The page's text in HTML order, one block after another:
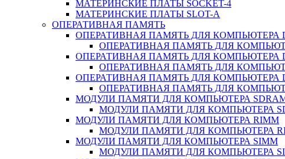
МАТЕРИНСКИЕ ПЛАТЫ SOCKET-4
МАТЕРИНСКИЕ ПЛАТЫ SLOT-A
ОПЕРАТИВНАЯ ПАМЯТЬ
ОПЕРАТИВНАЯ ПАМЯТЬ ДЛЯ КОМПЬЮТЕРА
ОПЕРАТИВНАЯ ПАМЯТЬ ДЛЯ
ОПЕРАТИВНАЯ ПАМЯТЬ ДЛЯ КОМПЬЮТЕРА
ОПЕРАТИВНАЯ ПАМЯТЬ ДЛЯ
ОПЕРАТИВНАЯ ПАМЯТЬ ДЛЯ КОМПЬЮТЕРА
ОПЕРАТИВНАЯ ПАМЯТЬ ДЛЯ
МОДУЛИ ПАМЯТИ ДЛЯ КОМПЬЮТЕРА
МОДУЛИ ПАМЯТИ ДЛЯ КОМПЬЮТЕРА
МОДУЛИ ПАМЯТИ ДЛЯ КОМПЬЮТЕРА RIMM
МОДУЛИ ПАМЯТИ ДЛЯ КОМПЬЮТЕРА
МОДУЛИ ПАМЯТИ ДЛЯ КОМПЬЮТЕРА SIMM
МОДУЛИ ПАМЯТИ ДЛЯ КОМПЬЮТЕРА